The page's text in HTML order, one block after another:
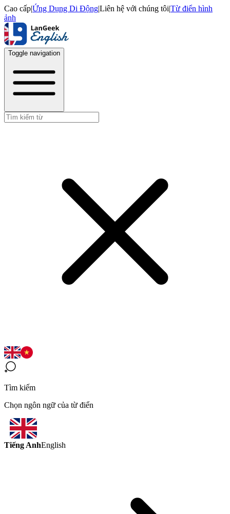
Cao cấp|Ứng Dụng Di Động|Liên hệ với chúng tôi|Từ điển hình
ảnh
Toggle navigation
Tìm kiếm
Chọn ngôn ngữ của từ điển
Tiếng AnhEnglish